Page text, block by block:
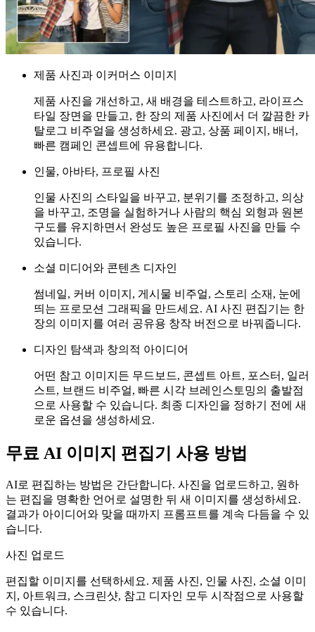
제품 사진과 이커머스 이미지
제품 사진을 개선하고, 새 배경을 테스트하고, 라이프스
타일 장면을 만들고, 한 장의 제품 사진에서 더 깔끔한 카
탈로그 비주얼을 생성하세요. 광고, 상품 페이지, 배너,
빠른 캠페인 콘셉트에 유용합니다.
인물, 아바타, 프로필 사진
인물 사진의 스타일을 바꾸고, 분위기를 조정하고, 의상
을 바꾸고, 조명을 실험하거나 사람의 핵심 외형과 원본
구도를 유지하면서 완성도 높은 프로필 사진을 만들 수
있습니다.
소셜 미디어와 콘텐츠 디자인
썸네일, 커버 이미지, 게시물 비주얼, 스토리 소재, 눈에
띄는 프로모션 그래픽을 만드세요. AI 사진 편집기는 한
장의 이미지를 여러 공유용 창작 버전으로 바꿔줍니다.
디자인 탐색과 창의적 아이디어
어떤 참고 이미지든 무드보드, 콘셉트 아트, 포스터, 일러
스트, 브랜드 비주얼, 빠른 시각 브레인스토밍의 출발점
으로 사용할 수 있습니다. 최종 디자인을 정하기 전에 새
로운 옵션을 생성하세요.
무료 AI 이미지 편집기 사용 방법
AI로 편집하는 방법은 간단합니다. 사진을 업로드하고, 원하
는 편집을 명확한 언어로 설명한 뒤 새 이미지를 생성하세요.
결과가 아이디어와 맞을 때까지 프롬프트를 계속 다듬을 수 있
습니다.
사진 업로드
편집할 이미지를 선택하세요. 제품 사진, 인물 사진, 소셜 이미
지, 아트워크, 스크린샷, 참고 디자인 모두 시작점으로 사용할
수 있습니다.